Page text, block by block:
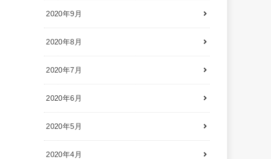
2020年9月
2020年8月
2020年7月
2020年6月
2020年5月
2020年4月